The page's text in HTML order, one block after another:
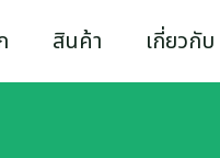
สินค้า เกี่ยวกับ